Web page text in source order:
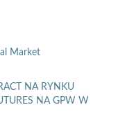
Market
NA RYNKU
NA GPW W